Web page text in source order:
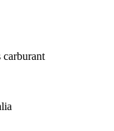
carburant